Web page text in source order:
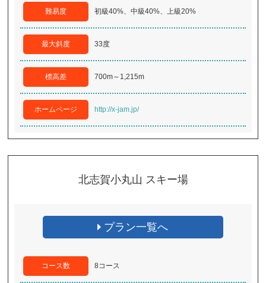
難易度 初級40%、中級40%、上級20%
最大斜度 33度
標高差 700m～1,215m
ホームページ http://x-jam.jp/
北志賀小丸山 スキー場
プラン一覧へ
コース数 8コース